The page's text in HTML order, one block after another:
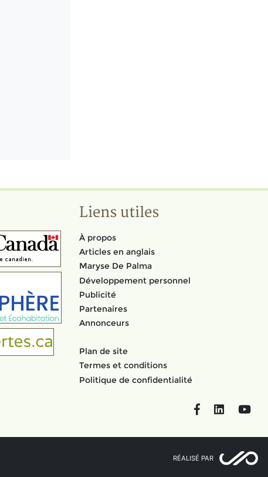
Liens utiles
À propos
Articles en anglais
Maryse De Palma
Développement personnel
Publicité
Partenaires
Annonceurs
Plan de site
Termes et conditions
Politique de confidentialité
FacebookLinkedIn
RÉALISÉ PAR